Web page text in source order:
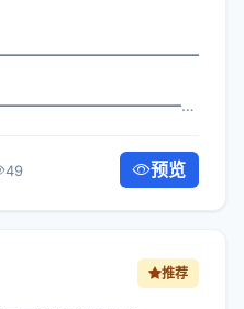
总书记关...
49 预览
推荐